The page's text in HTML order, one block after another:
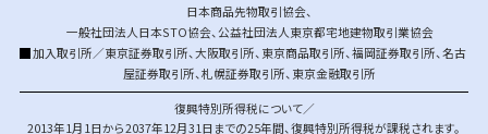
日本商品先物取引協会、
一般社団法人日本STO協会、 公益社団法人東京都宅地建物取引業協会
加入取引所／東京証券取引所、大阪取引所、 東京商品取引所、福岡証券取引所、名古
屋証券取引所、札幌証券取引所、 東京金融取引所
復興特別所得税について／
2013年1月1日から2037年12月31日までの25年間、復興特別所得税が課税されます。